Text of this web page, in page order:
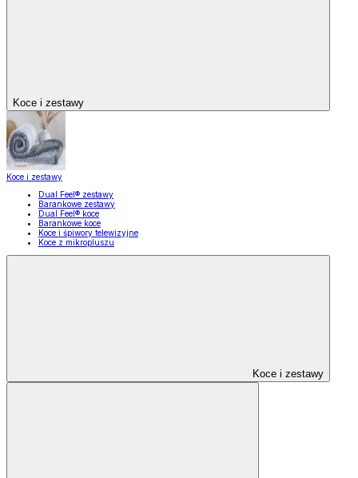
Koce i zestawy
Koce i zestawy
Dual Feel® zestawy
Barankowe zestawy
Dual Feel® koce
Barankowe koce
Koce i śpiwory telewizyjne
Koce z mikropluszu
Koce i zestawy